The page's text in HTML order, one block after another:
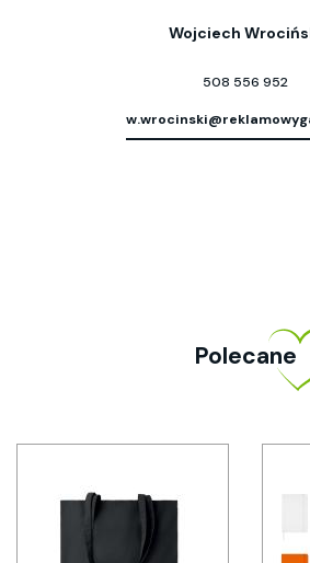
Wojciech
508 556 952
Polecane